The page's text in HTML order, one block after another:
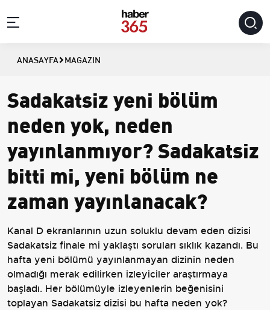
ANASAYFA MAGAZIN
Sadakatsiz yeni bölüm
neden yok, neden
yayınlanmıyor? Sadakatsiz
bitti mi, yeni bölüm ne
zaman yayınlanacak?
Kanal D ekranlarının uzun soluklu devam eden dizisi
Sadakatsiz finale mi yaklaştı soruları sıklık kazandı. Bu
hafta yeni bölümü yayınlanmayan dizinin neden
olmadığı merak edilirken izleyiciler araştırmaya
başladı. Her bölümüyle izleyenlerin beğenisini
toplayan Sadakatsiz dizisi bu hafta neden yok?